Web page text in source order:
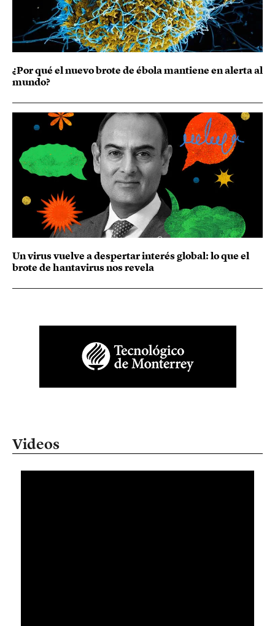
¿Por qué el nuevo brote de ébola mantiene en alerta al
mundo?
Un virus vuelve a despertar interés global: lo que el
brote de hantavirus nos revela
Videos